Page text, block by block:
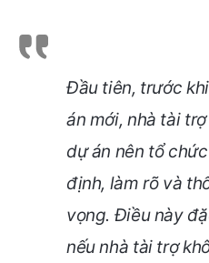
Đầu tiên, trước
án mới, nhà tài
dự án nên tổ
định, làm rõ và
vọng. Điều này
nếu nhà tài trợ